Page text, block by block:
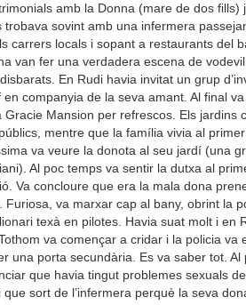
amb la Donna (mare de dos fills)
trobava sovint amb una infermera
carrers locals i sopant a restaurants del
van fer una verdadera escena de
En Rudi havia invitat un grup
companyia de la seva amant. Al final
Gracie Mansion per refrescos. Els jardins
mentre que la família vivia al
va veure la donota al seu jardí (una
Al poc temps va sentir la dutxa al
Va concloure que era la mala dona
Furiosa, va marxar cap al bany, obrint la
texà en pilotes. Havia suat molt i en
va començar a cridar i la policia va
una porta secundària. Es va saber tot. Al
que havia tingut problemes sexuals
sort de l’infermera perquè la seva